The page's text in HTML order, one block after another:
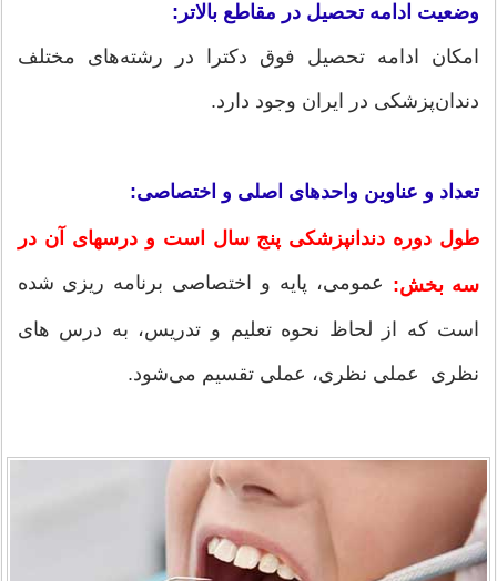
وضعیت ادامه تحصیل در مقاطع بالاتر:
امکان ادامه تحصیل فوق دکترا در رشته‌های مختلف
دندان‌پزشکی در ایران وجود دارد.
تعداد و عناوین واحدهای اصلی و اختصاصی:
طول دوره دندانپزشکی پنج سال است و درسهای آن در
سه بخش: عمومی، پایه و اختصاصی برنامه ریزی شده
است که از لحاظ نحوه تعلیم و تدریس، به درس های
نظری عملی نظری، عملی تقسیم می‌شود.